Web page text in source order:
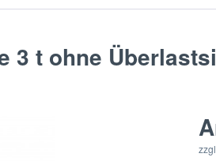
3 t ohne